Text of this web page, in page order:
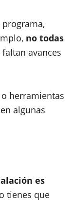
no todas
faltan avances
herramientas
algunas
es
tienes que